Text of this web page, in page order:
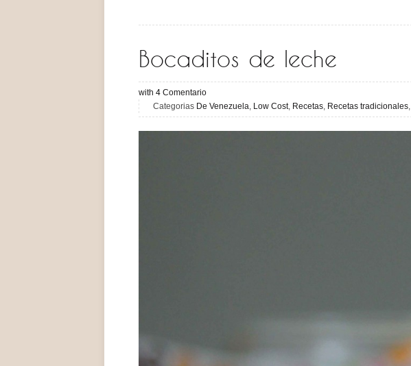
Bocaditos de leche
with 4 Comentario
Categorias De Venezuela, Low Cost, Recetas, Recetas tradicionales,